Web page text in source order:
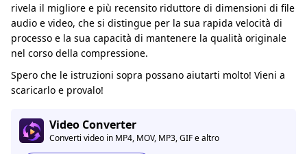
rivela il migliore e più recensito riduttore di dimensioni di file
audio e video, che si distingue per la sua rapida velocità di
processo e la sua capacità di mantenere la qualità originale
nel corso della compressione.
Spero che le istruzioni sopra possano aiutarti molto! Vieni a
scaricarlo e provalo!
Video Converter
Converti video in MP4, MOV, MP3, GIF e altro